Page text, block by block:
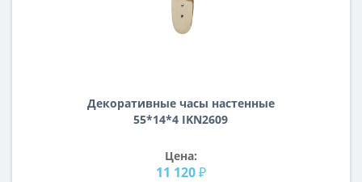
Декоративные часы настенные
55*14*4 IKN2609
Цена:
11 120 ₽